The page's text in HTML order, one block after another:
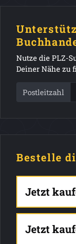
Nutze die PLZ-
Deiner Nähe zu
Postleitzahl
Bestelle
Jetzt
Jetzt